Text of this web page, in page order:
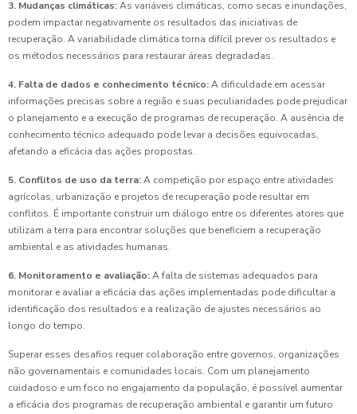
3. Mudanças climáticas:As variáveis climáticas, como secas e inundações,
podem impactar negativamente os resultados das iniciativas de
recuperação. A variabilidade climática torna difícil prever os resultados e
os métodos necessários para restaurar áreas degradadas.
4. Falta de dados e conhecimento técnico:A dificuldade em acessar
informações precisas sobre a região e suas peculiaridades pode prejudicar
o planejamento e a execução de programas de recuperação. A ausência de
conhecimento técnico adequado pode levar a decisões equivocadas,
afetando a eficácia das ações propostas.
5. Conflitos de uso da terra:A competição por espaço entre atividades
agrícolas, urbanização e projetos de recuperação pode resultar em
conflitos. É importante construir um diálogo entre os diferentes atores que
utilizam a terra para encontrar soluções que beneficiem a recuperação
ambiental e as atividades humanas.
6. Monitoramento e avaliação:A falta de sistemas adequados para
monitorar e avaliar a eficácia das ações implementadas pode dificultar a
identificação dos resultados e a realização de ajustes necessários ao
longo do tempo.
Superar esses desafios requer colaboração entre governos, organizações
não governamentais e comunidades locais. Com um planejamento
cuidadoso e um foco no engajamento da população, é possível aumentar
a eficácia dos programas de recuperação ambiental e garantir um futuro